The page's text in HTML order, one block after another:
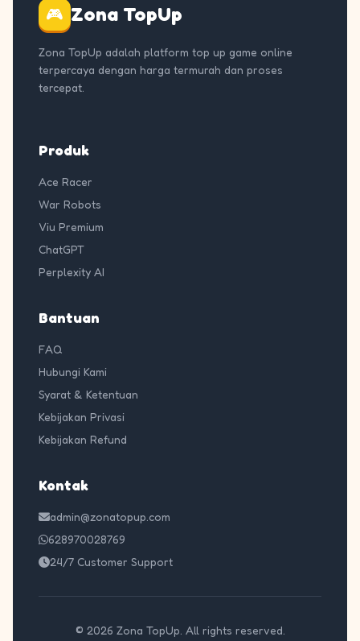
🎮 Zona TopUp
Zona TopUp adalah platform top up game online
terpercaya dengan harga termurah dan proses
tercepat.
Produk
Ace Racer
War Robots
Viu Premium
ChatGPT
Perplexity AI
Bantuan
FAQ
Hubungi Kami
Syarat & Ketentuan
Kebijakan Privasi
Kebijakan Refund
Kontak
admin@zonatopup.com
628970028769
24/7 Customer Support
© 2026 Zona TopUp. All rights reserved.